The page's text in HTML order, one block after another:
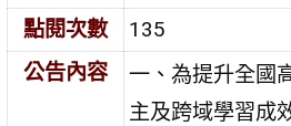
點閱次數
135
公告內容
一、為提升全國
主及跨域學習成